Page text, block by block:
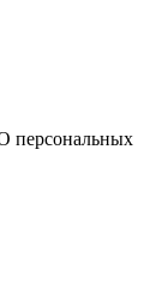
персональных